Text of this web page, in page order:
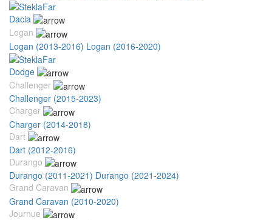
Dacia
Logan
Logan (2013-2016) Logan (2016-2020)
Dodge
Challenger
Challenger (2015-2023)
Charger
Charger (2014-2018)
Dart
Dart (2012-2016)
Durango
Durango (2011-2021) Durango (2021-2024)
Grand Caravan
Grand Caravan (2010-2020)
Journue